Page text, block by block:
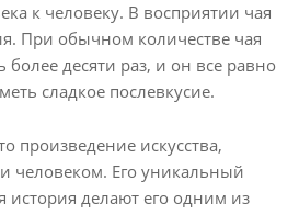
к человеку. В восприятии чая
При обычном количестве чая
более десяти раз, и он все равно
сладкое послевкусие.
произведение искусства,
человеком. Его уникальный
история делают его одним из